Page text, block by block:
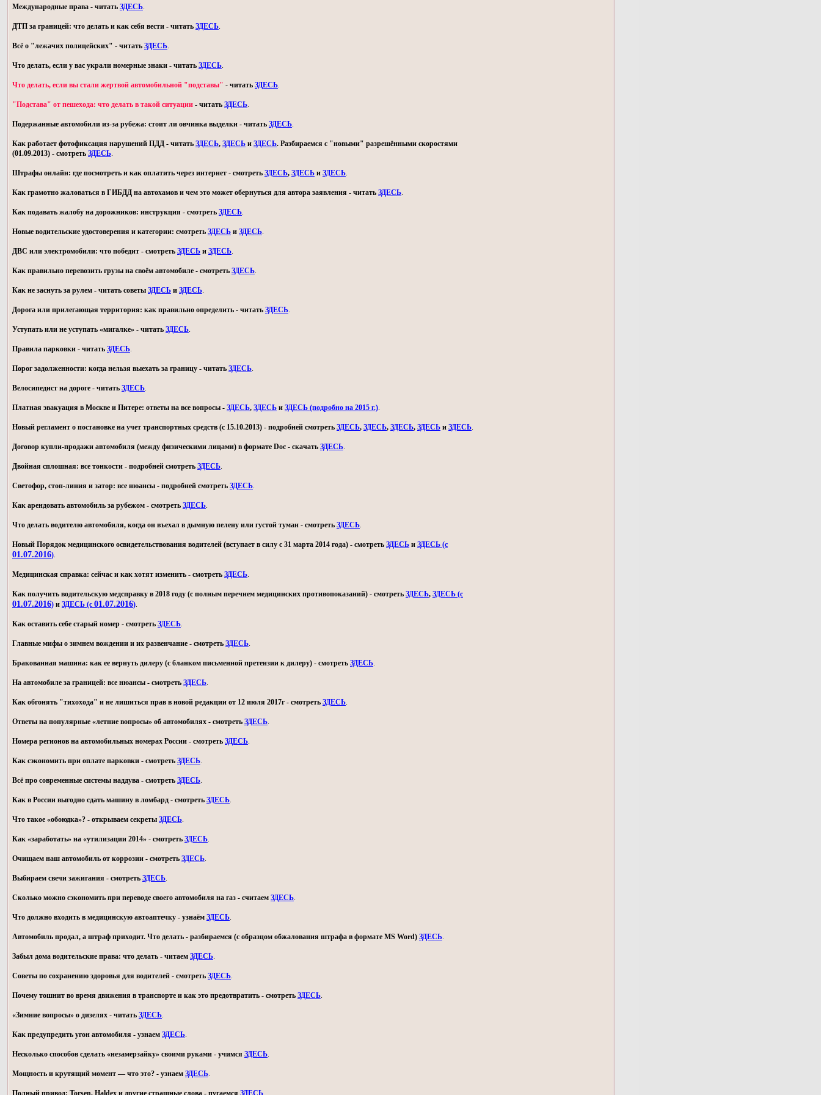
Международные права - читать ЗДЕСЬ.
ДТП за границей: что делать и как себя вести - читать ЗДЕСЬ.
Всё о "лежачих полицейских" - читать ЗДЕСЬ.
Что делать, если у вас украли номерные знаки - читать ЗДЕСЬ.
Что делать, если вы стали жертвой автомобильной "подставы" - читать ЗДЕСЬ.
"Подстава" от пешехода: что делать в такой ситуации - читать ЗДЕСЬ.
Подержанные автомобили из-за рубежа: стоит ли овчинка выделки - читать ЗДЕСЬ.
Как работает фотофиксация нарушений ПДД - читать ЗДЕСЬ, ЗДЕСЬ и ЗДЕСЬ. Разбираемся с "новыми" разрешёнными скоростями
(01.09.2013) - смотреть ЗДЕСЬ.
Штрафы онлайн: где посмотреть и как оплатить через интернет - смотреть ЗДЕСЬ, ЗДЕСЬ и ЗДЕСЬ.
Как грамотно жаловаться в ГИБДД на автохамов и чем это может обернуться для автора заявления - читать ЗДЕСЬ.
Как подавать жалобу на дорожников: инструкция - смотреть ЗДЕСЬ.
Новые водительские удостоверения и категории: смотреть ЗДЕСЬ и ЗДЕСЬ.
ДВС или электромобили: что победит - смотреть ЗДЕСЬ и ЗДЕСЬ.
Как правильно перевозить грузы на своём автомобиле - смотреть ЗДЕСЬ.
Как не заснуть за рулем - читать советы ЗДЕСЬ и ЗДЕСЬ.
Дорога или прилегающая территория: как правильно определить - читать ЗДЕСЬ.
Уступать или не уступать «мигалке» - читать ЗДЕСЬ.
Правила парковки - читать ЗДЕСЬ.
Порог задолженности: когда нельзя выехать за границу - читать ЗДЕСЬ.
Велосипедист на дороге - читать ЗДЕСЬ.
Платная эвакуация в Москве и Питере: ответы на все вопросы - ЗДЕСЬ, ЗДЕСЬ и ЗДЕСЬ (подробно на 2015 г.).
Новый регламент о постановке на учет транспортных средств (с 15.10.2013) - подробней смотреть ЗДЕСЬ, ЗДЕСЬ, ЗДЕСЬ, ЗДЕСЬ и ЗДЕСЬ.
Договор купли-продажи автомобиля (между физическими лицами) в формате Doc - скачать ЗДЕСЬ.
Двойная сплошная: все тонкости - подробней смотреть ЗДЕСЬ.
Светофор, стоп-линия и затор: все нюансы - подробней смотреть ЗДЕСЬ.
Как арендовать автомобиль за рубежом - смотреть ЗДЕСЬ.
Что делать водителю автомобиля, когда он въехал в дымную пелену или густой туман - смотреть ЗДЕСЬ.
Новый Порядок медицинского освидетельствования водителей (вступает в силу с 31 марта 2014 года) - смотреть ЗДЕСЬ и ЗДЕСЬ (с
01.07.2016).
Медицинская справка: сейчас и как хотят изменить - смотреть ЗДЕСЬ.
Как получить водительскую медсправку в 2018 году (с полным перечнем медицинских противопоказаний) - смотреть ЗДЕСЬ, ЗДЕСЬ (с
01.07.2016) и ЗДЕСЬ (с 01.07.2016).
Как оставить себе старый номер - смотреть ЗДЕСЬ.
Главные мифы о зимнем вождении и их развенчание - смотреть ЗДЕСЬ.
Бракованная машина: как ее вернуть дилеру (с бланком письменной претензии к дилеру) - смотреть ЗДЕСЬ.
На автомобиле за границей: все нюансы - смотреть ЗДЕСЬ.
Как обгонять "тихохода" и не лишиться прав в новой редакции от 12 июля 2017г - смотреть ЗДЕСЬ.
Ответы на популярные «летние вопросы» об автомобилях - смотреть ЗДЕСЬ.
Номера регионов на автомобильных номерах России - смотреть ЗДЕСЬ.
Как сэкономить при оплате парковки - смотреть ЗДЕСЬ.
Всё про современные системы наддува - смотреть ЗДЕСЬ.
Как в России выгодно сдать машину в ломбард - смотреть ЗДЕСЬ.
Что такое «обоюдка»? - открываем секреты ЗДЕСЬ.
Как «заработать» на «утилизации 2014» - смотреть ЗДЕСЬ.
Очищаем наш автомобиль от коррозии - смотреть ЗДЕСЬ.
Выбираем свечи зажигания - смотреть ЗДЕСЬ.
Сколько можно сэкономить при переводе своего автомобиля на газ - считаем ЗДЕСЬ.
Что должно входить в медицинскую автоаптечку - узнаём ЗДЕСЬ.
Автомобиль продал, а штраф приходит. Что делать - разбираемся (с образцом обжалования штрафа в формате MS Word) ЗДЕСЬ.
Забыл дома водительские права: что делать - читаем ЗДЕСЬ.
Советы по сохранению здоровья для водителей - смотреть ЗДЕСЬ.
Почему тошнит во время движения в транспорте и как это предотвратить - смотреть ЗДЕСЬ.
«Зимние вопросы» о дизелях - читать ЗДЕСЬ.
Как предупредить угон автомобиля - узнаем ЗДЕСЬ.
Несколько способов сделать «незамерзайку» своими руками - учимся ЗДЕСЬ.
Мощность и крутящий момент — что это? - узнаем ЗДЕСЬ.
Полный привод: Torsen, Haldex и другие страшные слова - пугаемся ЗДЕСЬ